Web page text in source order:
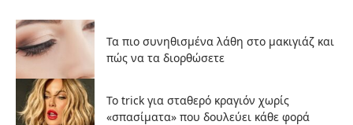
Τα πιο συνηθισμένα λάθη στο μακιγιάζ και
πώς να τα διορθώσετε
Το trick για σταθερό κραγιόν χωρίς
«σπασίματα» που δουλεύει κάθε φορά